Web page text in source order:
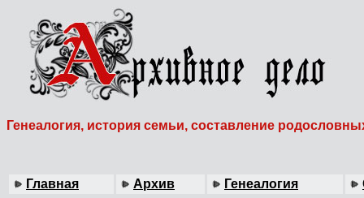
Генеалогия, история семьи, составление
Главная Архив Генеалогия